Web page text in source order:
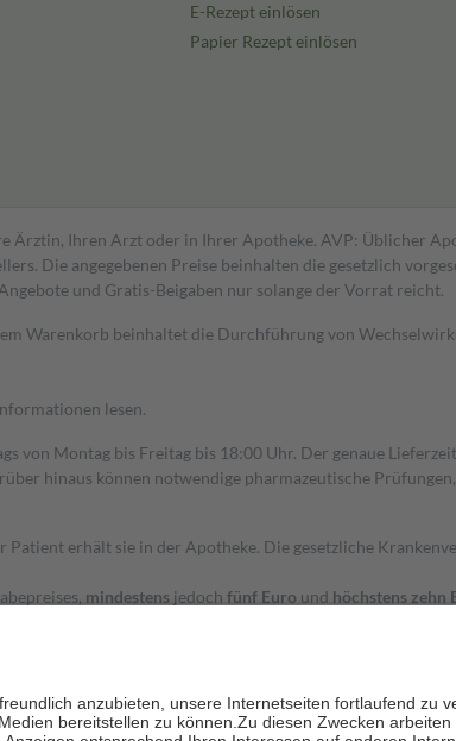
E-Rezept einlösen
Papier Rezept einlösen
Ärztin, Ihren Arzt oder in Ihrer Apotheke. AVP: Üblicher
Die angegebenen Preise beinhalten die gesetzlich
und Gratis-Beigaben nur solange der Vorrat reicht.
Warenkorb beinhaltet die Durchführung von
lesen.
von Montag bis Freitag bis 18:00 Uhr. Der genaue
hinaus können notwendige pharmazeutische
erhält sie in der Apotheke. Die gesetzliche
mindestens jedoch fünf Euro und höchstens zehn
besondere Stellung der Familie zu unterstützen, fallen
Fahrkosten